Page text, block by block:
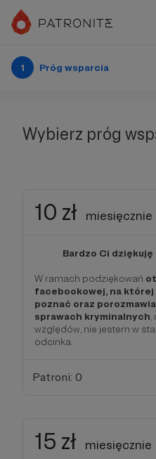
1 Próg wsparcia
Wybierz próg
10 zł miesięcznie
Bardzo Ci
W ramach podziękowań
facebookowej, na
poznać oraz
sprawach kryminalnych
względów, nie jestem w
odcinka.
Patroni: 0
15 zł miesięcznie